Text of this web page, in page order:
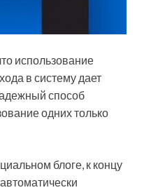
использование
в систему дает
способ
одних только
блоге, к концу